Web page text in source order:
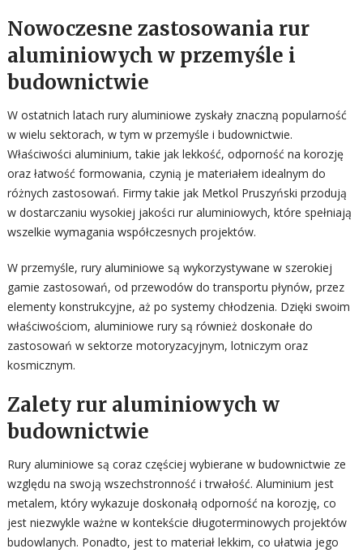
Nowoczesne zastosowania rur
aluminiowych w przemyśle i
budownictwie
W ostatnich latach rury aluminiowe zyskały znaczną popularność
w wielu sektorach, w tym w przemyśle i budownictwie.
Właściwości aluminium, takie jak lekkość, odporność na korozję
oraz łatwość formowania, czynią je materiałem idealnym do
różnych zastosowań. Firmy takie jak Metkol Pruszyński przodują
w dostarczaniu wysokiej jakości rur aluminiowych, które spełniają
wszelkie wymagania współczesnych projektów.
W przemyśle, rury aluminiowe są wykorzystywane w szerokiej
gamie zastosowań, od przewodów do transportu płynów, przez
elementy konstrukcyjne, aż po systemy chłodzenia. Dzięki swoim
właściwościom, aluminiowe rury są również doskonałe do
zastosowań w sektorze motoryzacyjnym, lotniczym oraz
kosmicznym.
Zalety rur aluminiowych w
budownictwie
Rury aluminiowe są coraz częściej wybierane w budownictwie ze
względu na swoją wszechstronność i trwałość. Aluminium jest
metalem, który wykazuje doskonałą odporność na korozję, co
jest niezwykle ważne w kontekście długoterminowych projektów
budowlanych. Ponadto, jest to materiał lekkim, co ułatwia jego